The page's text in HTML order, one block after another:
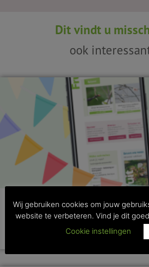
Dit vindt u
ook
Hoe Vakblad Fruit haar
Wij gebruiken cookies om jouw
website te verbeteren. Vind je dit
Cookie instellingen